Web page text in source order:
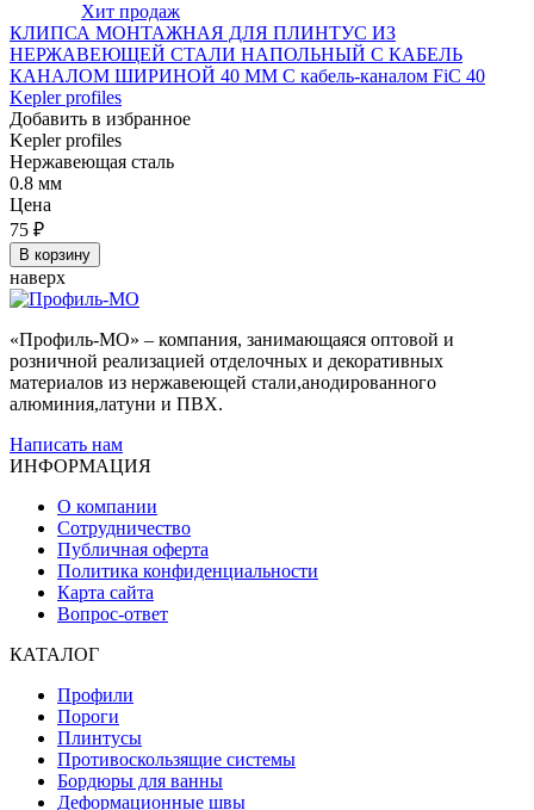
Хит продаж
КЛИПСА МОНТАЖНАЯ ДЛЯ ПЛИНТУС ИЗ
НЕРЖАВЕЮЩЕЙ СТАЛИ НАПОЛЬНЫЙ С КАБЕЛЬ
КАНАЛОМ ШИРИНОЙ 40 ММ С кабель-каналом FiC 40
Kepler profiles
Добавить в избранное
Kepler profiles
Нержавеющая сталь
0.8 мм
Цена
75 ₽
В корзину
наверх
«Профиль-МО» – компания, занимающаяся оптовой и
розничной реализацией отделочных и декоративных
материалов из нержавеющей стали,анодированного
алюминия,латуни и ПВХ.
Написать нам
ИНФОРМАЦИЯ
О компании
Сотрудничество
Публичная оферта
Политика конфиденциальности
Карта сайта
Вопрос-ответ
КАТАЛОГ
Профили
Пороги
Плинтусы
Противоскользящие системы
Бордюры для ванны
Деформационные швы